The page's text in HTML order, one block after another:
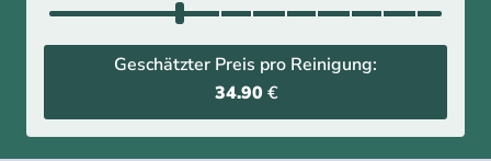
Geschätzter Preis pro Reinigung:
34.90 €